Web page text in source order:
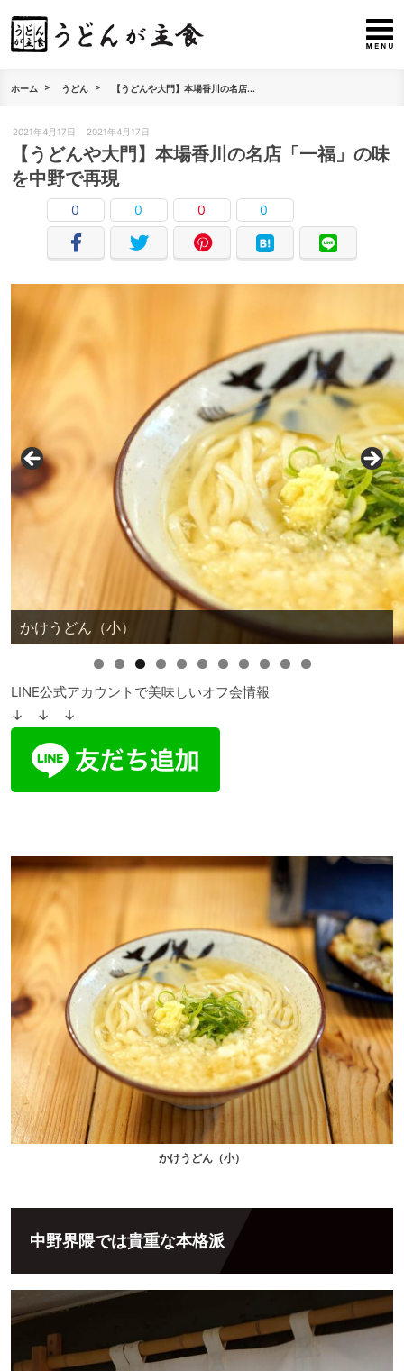
ホーム うどん 【うどんや大門】本場香川の名店...
2021年4月17日 2021年4月17日
【うどんや大門】本場香川の名店「一福」の味
を中野で再現
0 0 0 0
LINE公式アカウントで美味しいオフ会情報
↓ ↓ ↓
かけうどん（小）
中野界隈では貴重な本格派